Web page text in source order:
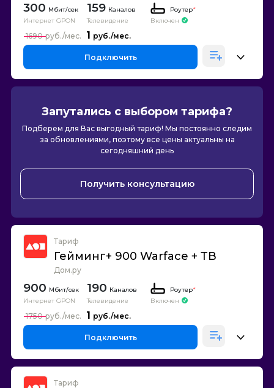
300
Интернет GPON
159 Каналов
Телевидение
Роутер*
Включен
1
1690
Подключить
Запутались с выбором тарифа?
Подберем для Вас выгодный тариф! Мы постоянно следим
за обновлениями, поэтому все цены актуальны на
сегодняшний день
Получить консультацию
Тариф
Гейминг+ 900 Warface + ТВ
Дом.ру
900
Интернет GPON
190 Каналов
Телевидение
Роутер*
Включен
1
1750
Подключить
Тариф